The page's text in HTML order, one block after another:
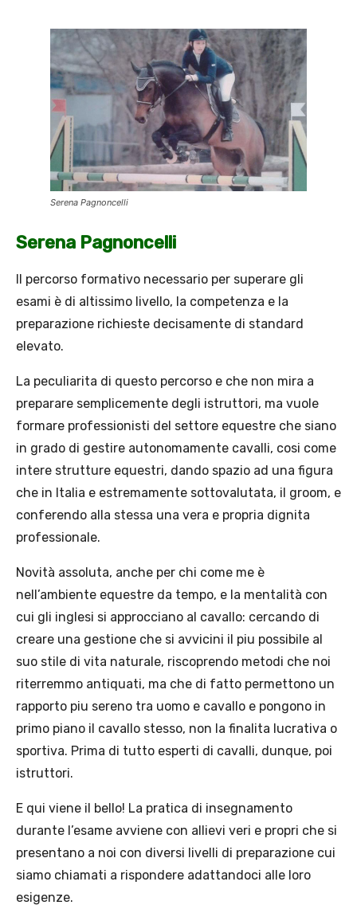
Serena Pagnoncelli
Serena Pagnoncelli
Il percorso formativo necessario per superare gli
esami è di altissimo livello, la competenza e la
preparazione richieste decisamente di standard
elevato.
La peculiarita di questo percorso e che non mira a
preparare semplicemente degli istruttori, ma vuole
formare professionisti del settore equestre che siano
in grado di gestire autonomamente cavalli, cosi come
intere strutture equestri, dando spazio ad una figura
che in Italia e estremamente sottovalutata, il groom, e
conferendo alla stessa una vera e propria dignita
professionale.
Novità assoluta, anche per chi come me è
nell’ambiente equestre da tempo, e la mentalità con
cui gli inglesi si approcciano al cavallo: cercando di
creare una gestione che si avvicini il piu possibile al
suo stile di vita naturale, riscoprendo metodi che noi
riterremmo antiquati, ma che di fatto permettono un
rapporto piu sereno tra uomo e cavallo e pongono in
primo piano il cavallo stesso, non la finalita lucrativa o
sportiva. Prima di tutto esperti di cavalli, dunque, poi
istruttori.
E qui viene il bello! La pratica di insegnamento
durante l’esame avviene con allievi veri e propri che si
presentano a noi con diversi livelli di preparazione cui
siamo chiamati a rispondere adattandoci alle loro
esigenze.